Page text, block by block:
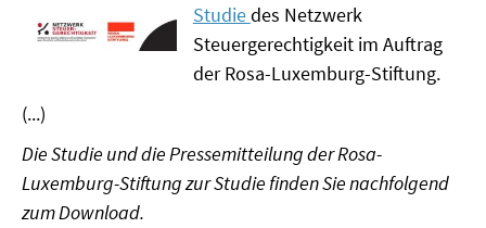
SOMMERSCHULE 2023
SOMMERSCHULE 2022
SOMMERSCHULE 2020
Studiedes Netzwerk
Steuergerechtigkeit im Auftrag
der Rosa-Luxemburg-Stiftung.
(...)
Die Studie und die Pressemitteilung der Rosa-
Luxemburg-Stiftung zur Studie finden Sie nachfolgend
zum Download.